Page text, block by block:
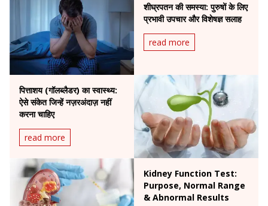
शीघ्रपतन की समस्या: पुरुषों के लिए
प्रभावी उपचार और विशेषज्ञ सलाह
read more
पित्ताशय (गॉलब्लैडर) का स्वास्थ्य:
ऐसे संकेत जिन्हें नज़रअंदाज़ नहीं
करना चाहिए
read more
Kidney Function Test:
Purpose, Normal Range
& Abnormal Results